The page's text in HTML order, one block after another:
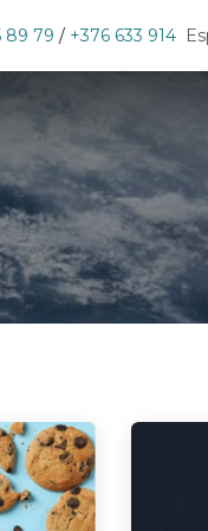
cita
89 79 / +376 633 914